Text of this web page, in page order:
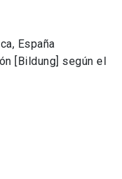
España
[Bildung] según el